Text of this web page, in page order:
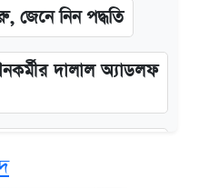
জেনে নিন পদ্ধতি
দালাল অ্যাডলফ